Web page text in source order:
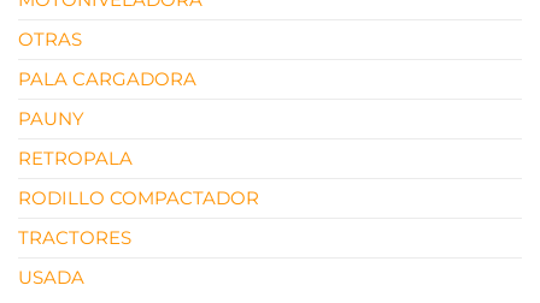
OTRAS
PALA CARGADORA
PAUNY
RETROPALA
RODILLO COMPACTADOR
TRACTORES
USADA